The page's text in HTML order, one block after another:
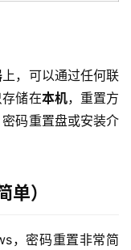
上，可以通过任何联
储在本机，重置方
码重置盘或安装介
）
，密码重置非常简